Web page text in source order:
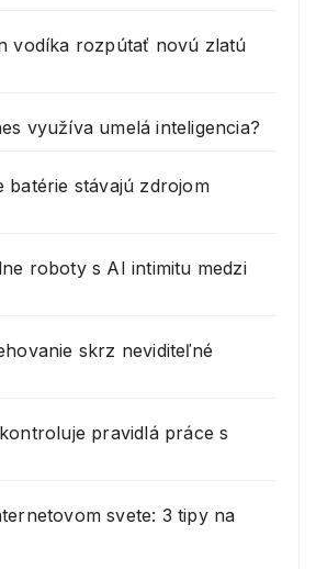
vodíka rozpútať novú zlatú
využíva umelá inteligencia?
batérie stávajú zdrojom
roboty s AI intimitu medzi
skrz neviditeľné
pravidlá práce s
svete: 3 tipy na